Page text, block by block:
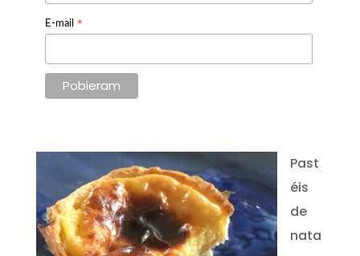
E-mail *
Past
éis
de
nata